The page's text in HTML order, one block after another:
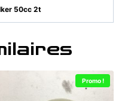
50cc 2t
Promo !